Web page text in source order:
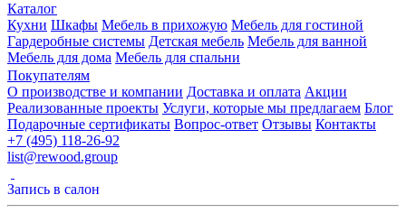
Каталог
Кухни Шкафы Мебель в прихожую Мебель для гостиной
Гардеробные системы Детская мебель Мебель для ванной
Мебель для дома Мебель для спальни
Покупателям
О производстве и компании Доставка и оплата Акции
Реализованные проекты Услуги, которые мы предлагаем Блог
Подарочные сертификаты Вопрос-ответ Отзывы Контакты
+7 (495) 118-26-92
list@rewood.group
Запись в салон